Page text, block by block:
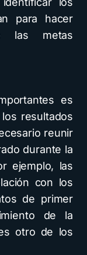
para hacer
las metas
es
resultados
reunir
durante la
ejemplo, las
con los
de primer
de la
otro de los